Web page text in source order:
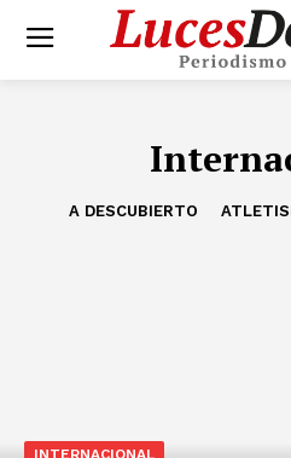
A DESCUBIERTO